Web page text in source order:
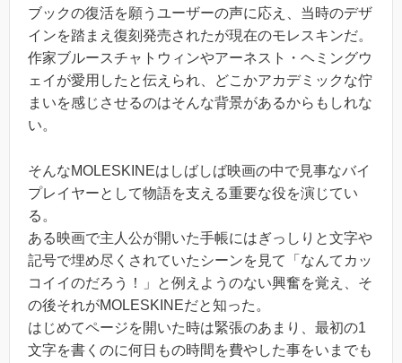
ブックの復活を願うユーザーの声に応え、当時のデザ
インを踏まえ復刻発売されたが現在のモレスキンだ。
作家ブルースチャトウィンやアーネスト・ヘミングウ
ェイが愛用したと伝えられ、どこかアカデミックな佇
まいを感じさせるのはそんな背景があるからもしれな
い。
そんなMOLESKINEはしばしば映画の中で見事なバイ
プレイヤーとして物語を支える重要な役を演じてい
る。
ある映画で主人公が開いた手帳にはぎっしりと文字や
記号で埋め尽くされていたシーンを見て「なんてカッ
コイイのだろう！」と例えようのない興奮を覚え、そ
の後それがMOLESKINEだと知った。
はじめてページを開いた時は緊張のあまり、最初の1
文字を書くのに何日もの時間を費やした事をいまでも